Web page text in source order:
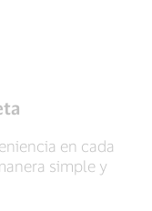
en cada
simple y